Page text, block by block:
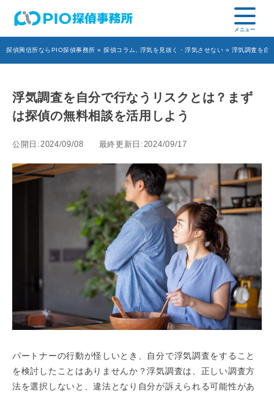
探偵興信所ならPIO探偵事務所 » 探偵コラム 浮気を見抜く・浮気させない » 浮気調査を自
浮気調査を自分で行なうリスクとは？まず
は探偵の無料相談を活用しよう
公開日:2024/09/08 最終更新日:2024/09/17
パートナーの行動が怪しいとき、自分で浮気調査をすること
を検討したことはありませんか？浮気調査は、正しい調査方
法を選択しないと、違法となり自分が訴えられる可能性があ